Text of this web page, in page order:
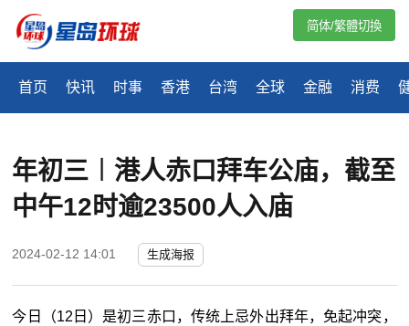
首页 快讯 时事 香港 台湾 全球 金融 消费
简体/繁體切換
年初三︱港人赤口拜车公庙，截至
中午12时逾23500人入庙
2024-02-12 14:01 生成海报
今日（12日）是初三赤口，传统上忌外出拜年，免起冲突，